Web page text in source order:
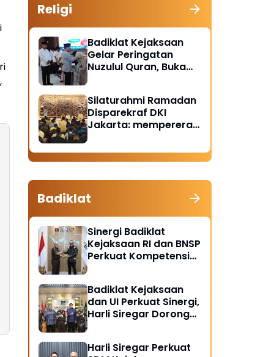
Religi
Badiklat Kejaksaan
Gelar Peringatan
Nuzulul Quran, Buka
Piatu
Silaturahmi Ramadan
Disparekraf DKI
Jakarta: mempererat
soliditas
Badiklat
Sinergi Badiklat
Kejaksaan RI dan BNSP
Perkuat Kompetensi
Badiklat Kejaksaan
dan UI Perkuat Sinergi,
Harli Siregar Dorong
Harli Siregar Perkuat